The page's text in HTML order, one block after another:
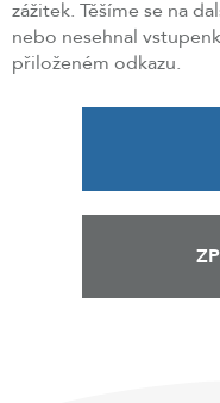
zážitek. Těšíme se na
nebo nesehnal
přiloženém odkazu.